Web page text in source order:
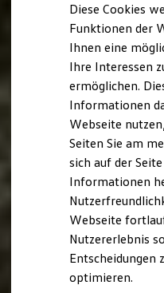
Für
Für
Leasing
Für
Für
Versicherungen
Garantien
Kfz-
Wartungsverträge
Besitzer & Service
Reparatur &
Sommer-
Reparatur,
Service-
ServicePlus
Economy
Räder &
Diese Cookies
Funktionen der
Ihnen eine
Ihre Interessen
ermöglichen.
Informationen
Webseite
Seiten Sie am
sich auf der
Informationen
Webseite
Nutzererlebnis
Entscheidungen
optimieren.